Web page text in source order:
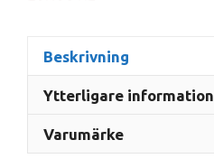
Beskrivning
Ytterligare information
Varumärke